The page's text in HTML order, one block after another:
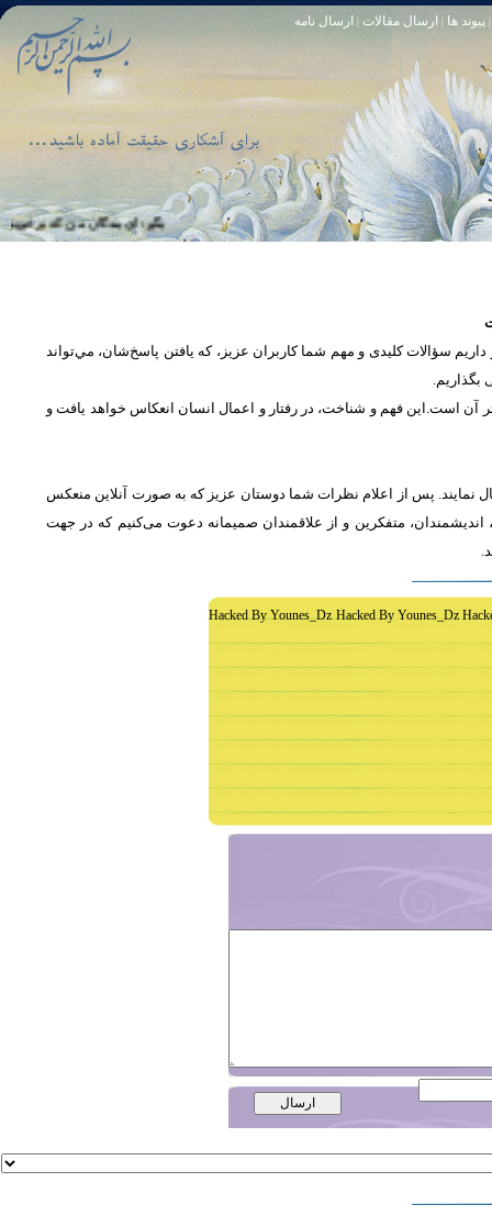
پیوند ها ارسال مقالات ارسال نامه
بگو: اى بندگان من كه بر خويشتن تا [مبادا] كسى بگويد: افسوس بر آنچه در كار خدا كوتاهى كردم! و حقّا كه من از ريشخند كنندگان بودم. سوره زمر 56
سؤالات کلیدی و مهم شما كاربران عزیز، که یافتن پاسخ‌‌شان، مي‌تواند
بگذاریم.
آن است.این فهم و شناخت، در رفتار و اعمال انسان انعكاس خواهد يافت و
پس از اعلام نظرات شما دوستان عزیز که به صورت آنلاین منعکس
متفکرین و از علاقمندان صمیمانه دعوت می‌کنیم که در جهت
Hacked By Younes_Dz Hacked By Younes_Dz